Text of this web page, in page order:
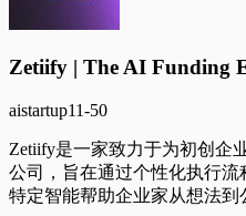
Zetiify | The AI Funding
aistartup11-50
Zetiify是一家致力于为初创企
公司，旨在通过个性化执行
特定智能帮助企业家从想法到